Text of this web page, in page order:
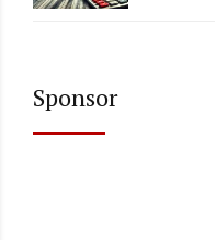
Sponsor